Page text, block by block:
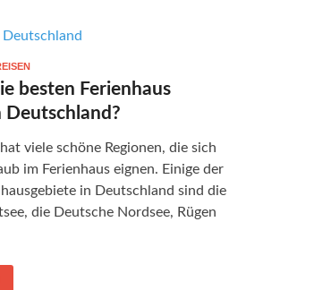
besten Ferienhaus
Deutschland?
viele schöne Regionen, die sich
im Ferienhaus eignen. Einige der
in Deutschland sind die
die Deutsche Nordsee, Rügen